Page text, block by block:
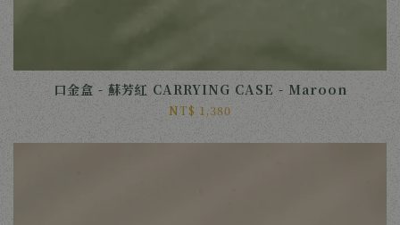
口金盒 - 蘇芳紅 CARRYING CASE - Maroon
NT$ 1,380